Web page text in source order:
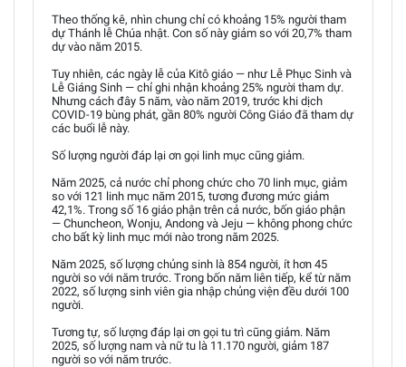
Theo thống kê, nhìn chung chỉ có khoảng 15% người tham
dự Thánh lễ Chúa nhật. Con số này giảm so với 20,7% tham
dự vào năm 2015.
Tuy nhiên, các ngày lễ của Kitô giáo — như Lễ Phục Sinh và
Lễ Giáng Sinh — chỉ ghi nhận khoảng 25% người tham dự.
Nhưng cách đây 5 năm, vào năm 2019, trước khi dịch
COVID-19 bùng phát, gần 80% người Công Giáo đã tham dự
các buổi lễ này.
Số lượng người đáp lại ơn gọi linh mục cũng giảm.
Năm 2025, cả nước chỉ phong chức cho 70 linh mục, giảm
so với 121 linh mục năm 2015, tương đương mức giảm
42,1%. Trong số 16 giáo phận trên cả nước, bốn giáo phận
— Chuncheon, Wonju, Andong và Jeju — không phong chức
cho bất kỳ linh mục mới nào trong năm 2025.
Năm 2025, số lượng chủng sinh là 854 người, ít hơn 45
người so với năm trước. Trong bốn năm liên tiếp, kể từ năm
2022, số lượng sinh viên gia nhập chủng viện đều dưới 100
người.
Tương tự, số lượng đáp lại ơn gọi tu trì cũng giảm. Năm
2025, số lượng nam và nữ tu là 11.170 người, giảm 187
người so với năm trước.